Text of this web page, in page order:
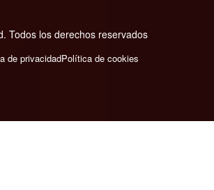
Todos los derechos reservados
de privacidadPolítica de cookies